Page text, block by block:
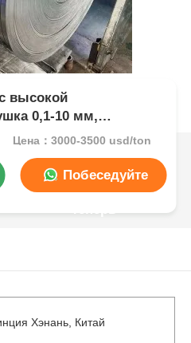
высокой
0,1-10 мм,
полоса с разрезом
радиатора
Цена：3000-3500 usd/ton
Побеседуйте
Хэнань, Китай